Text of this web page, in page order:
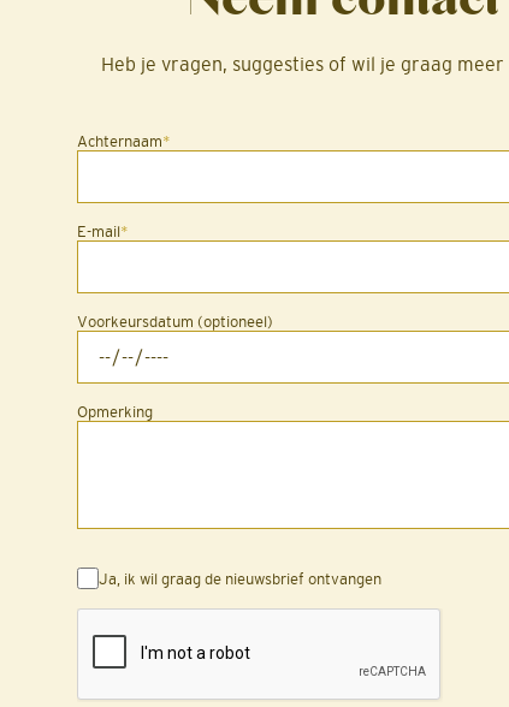
Heb je vragen, suggesties of wil je graag
Achternaam*
E-mail*
Voorkeursdatum (optioneel)
Opmerking
Ja, ik wil graag de nieuwsbrief ontvangen